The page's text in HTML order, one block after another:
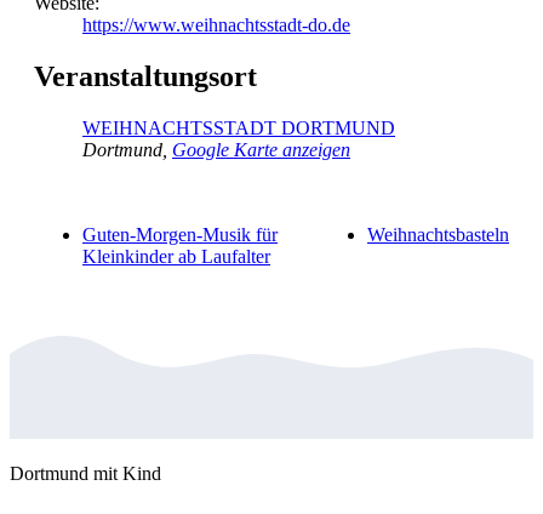
https://www.weihnachtsstadt-do.de
Veranstaltungsort
WEIHNACHTSSTADT DORTMUND
Dortmund Google Karte anzeigen
Guten-Morgen-Musik für
Kleinkinder ab Laufalter
Weihnachtsbasteln
Dortmund mit Kind